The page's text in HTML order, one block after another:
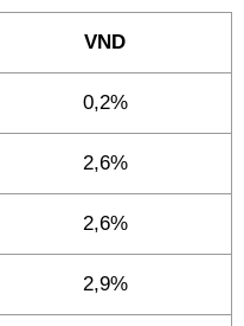
VND
0,2%
2,6%
2,6%
2,9%